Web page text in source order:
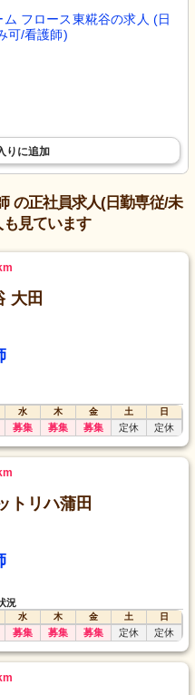
フロース東糀谷の求人 (日
可/看護師)
り に追加
の正社員求人(日勤専従/未
見ています
大田
水 木 金 土
日
募集 募集 募集 定休 定休
トリハ蒲田
況
水 木 金 土
日
募集 募集 募集 定休 定休